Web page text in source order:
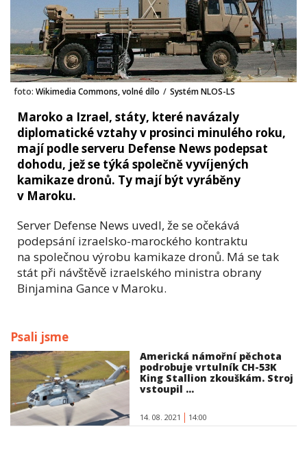
foto: Wikimedia Commons, volné dílo / Systém NLOS-LS
Maroko a Izrael, státy, které navázaly
diplomatické vztahy v prosinci minulého roku,
mají podle serveru Defense News podepsat
dohodu, jež se týká společně vyvíjených
kamikaze dronů. Ty mají být vyráběny
v Maroku.
Server Defense News uvedl, že se očekává
podepsání izraelsko-marockého kontraktu
na společnou výrobu kamikaze dronů. Má se tak
stát při návštěvě izraelského ministra obrany
Binjamina Gance v Maroku.
Psali jsme
Americká námořní pěchota
podrobuje vrtulník CH-53K
King Stallion zkouškám. Stroj
vstoupil ...
14. 08. 2021 14:00